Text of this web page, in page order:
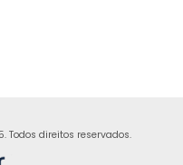
Todos direitos reservados.